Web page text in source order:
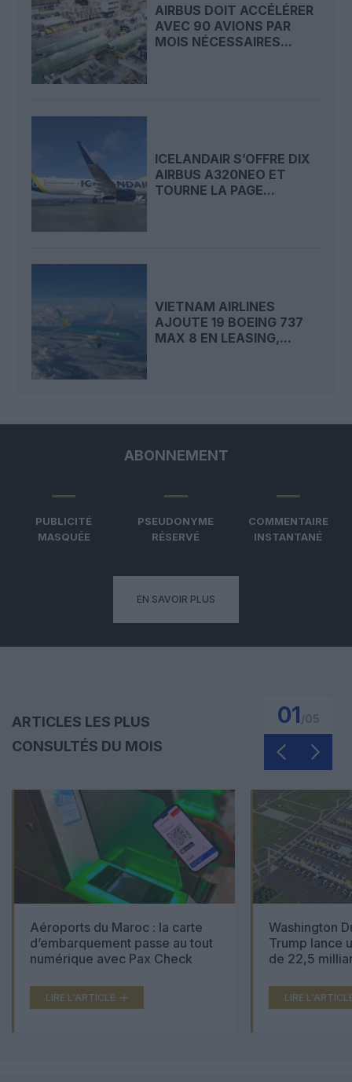
AIRBUS DOIT ACCÉLÉRER
AVEC 90 AVIONS PAR
MOIS NÉCESSAIRES...
ICELANDAIR S’OFFRE DIX
AIRBUS A320NEO ET
TOURNE LA PAGE...
VIETNAM AIRLINES
AJOUTE 19 BOEING 737
MAX 8 EN LEASING,...
ABONNEMENT
PUBLICITÉ
MASQUÉE
PSEUDONYME
RÉSERVÉ
COMMENTAIRE
INSTANTANÉ
EN SAVOIR PLUS
ARTICLES LES PLUS
CONSULTÉS DU MOIS
01
Aéroports du Maroc : la carte
d’embarquement passe au tout
numérique avec Pax Check
LIRE L'ARTICLE
Washington
Trump lance
de 22,5
LIRE